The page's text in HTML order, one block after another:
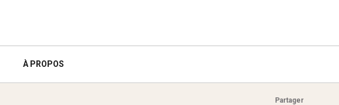
À PROPOS
Partager